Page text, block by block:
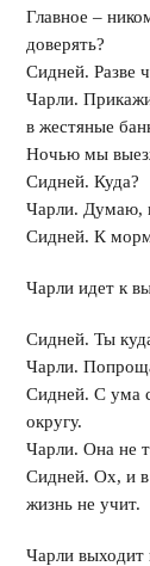
Главное –
доверять?
Сидней. Разве
Чарли.
в жестяные
Ночью мы
Сидней. Куда?
Чарли. Думаю,
Сидней. К
Чарли идет к
Сидней. Ты
Чарли.
Сидней. С ума
округу.
Чарли. Она не
Сидней. Ох, и в
жизнь не учит.
Чарли выходит